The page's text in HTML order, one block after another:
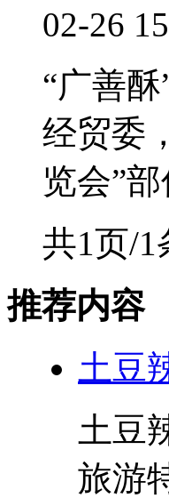
02-26
“广善
经贸委
览会”
共1页/1
推荐内容
土豆
土豆
旅游